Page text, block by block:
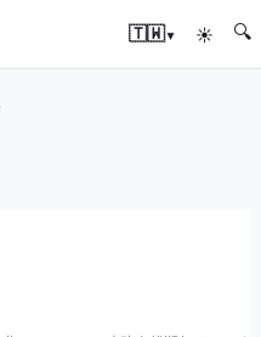
🇹🇼▾ ☀ 🔍